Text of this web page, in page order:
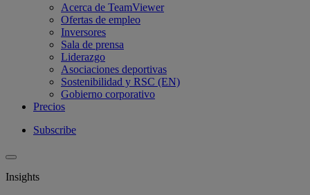
Acerca de TeamViewer
Ofertas de empleo
Inversores
Sala de prensa
Liderazgo
Asociaciones deportivas
Sostenibilidad y RSC (EN)
Gobierno corporativo
Precios
Subscribe
Insights